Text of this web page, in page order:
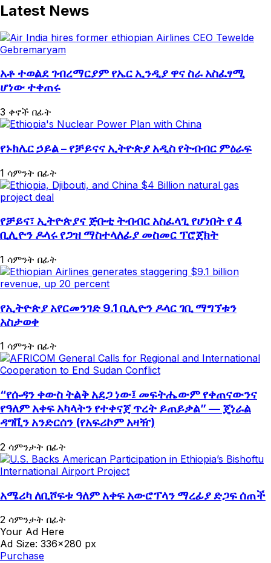
Latest News
አቶ ተወልደ ገብረማርያም የኤር ኢንዲያ ዋና ስራ አስፈፃሚ
ሆነው ተቀጠሩ
3 ቀኖች በፊት
የኑክሌር ኃይል – የቻይናና ኢትዮጵያ አዲስ የትብብር ምዕራፍ
1 ሳምንት በፊት
የቻይና፣ ኢትዮጵያና ጅቡቲ ትብብር አስፈላጊ የሆነበት የ 4
ቢሊዮን ዶላሩ የጋዝ ማስተላለፊያ መስመር ፕሮጀክት
1 ሳምንት በፊት
የኢትዮጵያ አየርመንገድ 9.1 ቢሊዮን ዶላር ገቢ ማግኘቱን
አስታወቀ
1 ሳምንት በፊት
“የሱዳን ቀውስ ትልቅ አደጋ ነው፤ መፍትሔውም የቀጠናውንና
የዓለም አቀፍ አካላትን የተቀናጀ ጥረት ይጠይቃል” — ጄነራል
ዳግቪን አንድርሰን (የአፍሪኮም አዛዥ)
2 ሳምንታት በፊት
አሜሪካ ለቢሾፍቱ ዓለም አቀፍ አውሮፕላን ማረፊያ ድጋፍ ሰጠች
2 ሳምንታት በፊት
Your Ad Here
Ad Size: 336x280 px
Purchase